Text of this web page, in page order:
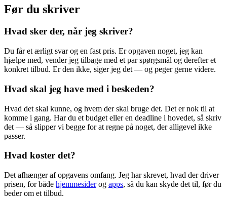
Før du skriver
Hvad sker der, når jeg skriver?
Du får et ærligt svar og en fast pris. Er opgaven noget, jeg kan
hjælpe med, vender jeg tilbage med et par spørgsmål og derefter et
konkret tilbud. Er den ikke, siger jeg det — og peger gerne videre.
Hvad skal jeg have med i beskeden?
Hvad det skal kunne, og hvem der skal bruge det. Det er nok til at
komme i gang. Har du et budget eller en deadline i hovedet, så skriv
det — så slipper vi begge for at regne på noget, der alligevel ikke
passer.
Hvad koster det?
Det afhænger af opgavens omfang. Jeg har skrevet, hvad der driver
prisen, for både hjemmesiderog apps, så du kan skyde det til, før du
beder om et tilbud.